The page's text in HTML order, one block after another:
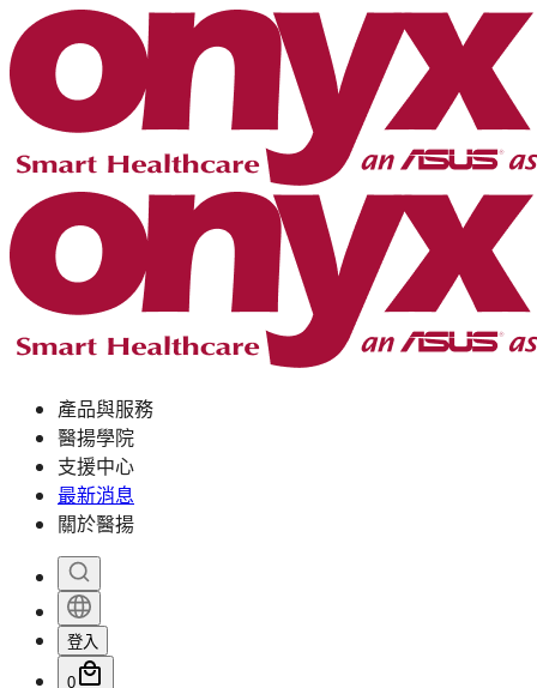
產品與服務
醫揚學院
支援中心
最新消息
關於醫揚
登入
0